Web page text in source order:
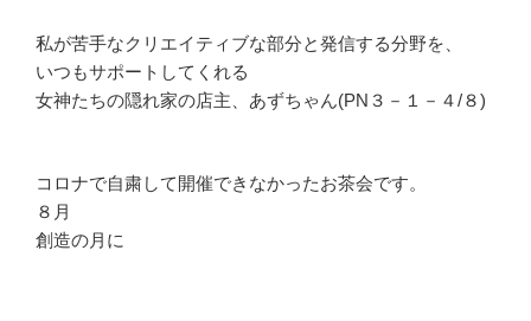
私が苦手なクリエイティブな部分と発信する分野を、
いつもサポートしてくれる
女神たちの隠れ家の店主、あずちゃん(PN３－１－４/８)
コロナで自粛して開催できなかったお茶会です。
８月
創造の月に